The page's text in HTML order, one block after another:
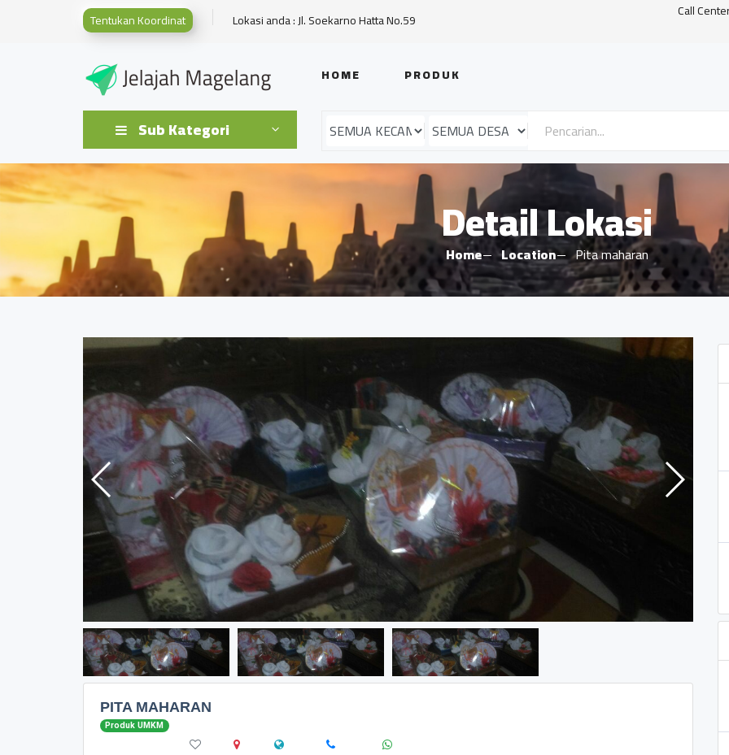
Tentukan Koordinat Lokasi anda : Jl. Soekarno Hatta No.59 Call
HOME PRODUK
Sub Kategori
Detail Lokasi
Home Location Pita maharan
PITA MAHARAN
Produk UMKM